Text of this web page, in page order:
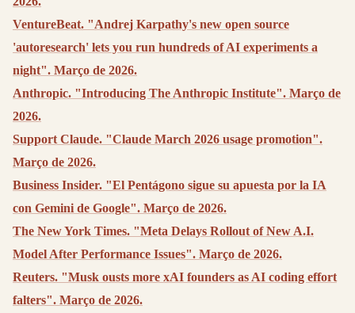
VentureBeat. "Andrej Karpathy's new open source
'autoresearch' lets you run hundreds of AI experiments a
night". Março de 2026.
Anthropic. "Introducing The Anthropic Institute". Março de
2026.
Support Claude. "Claude March 2026 usage promotion".
Março de 2026.
Business Insider. "El Pentágono sigue su apuesta por la IA
con Gemini de Google". Março de 2026.
The New York Times. "Meta Delays Rollout of New A.I.
Model After Performance Issues". Março de 2026.
Reuters. "Musk ousts more xAI founders as AI coding effort
falters". Março de 2026.